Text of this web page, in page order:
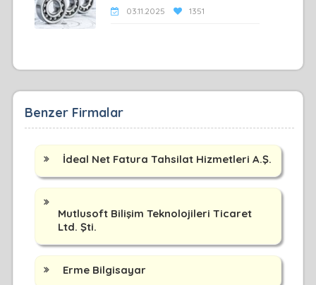
03.11.2025 1351
Benzer Firmalar
İdeal Net Fatura Tahsilat Hizmetleri A.Ş.
Mutlusoft Bilişim Teknolojileri Ticaret
Ltd. Şti.
Erme Bilgisayar